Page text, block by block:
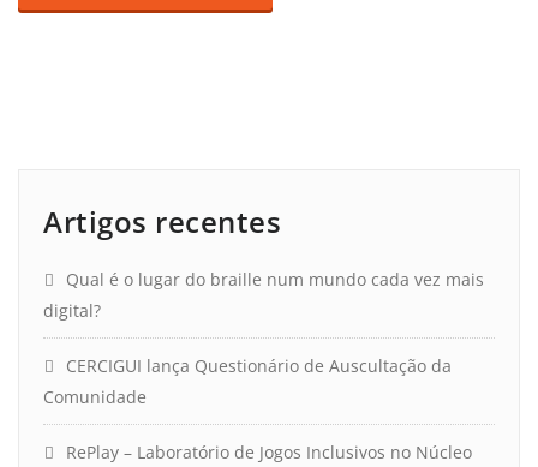
Artigos recentes
Qual é o lugar do braille num mundo cada vez mais
digital?
CERCIGUI lança Questionário de Auscultação da
Comunidade
RePlay – Laboratório de Jogos Inclusivos no Núcleo